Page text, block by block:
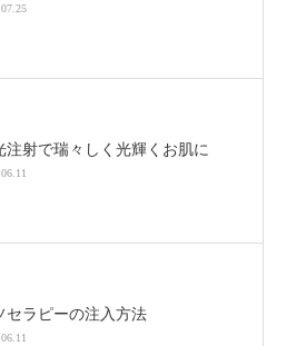
注射で瑞々しく光輝くお肌に
セラピーの注入方法